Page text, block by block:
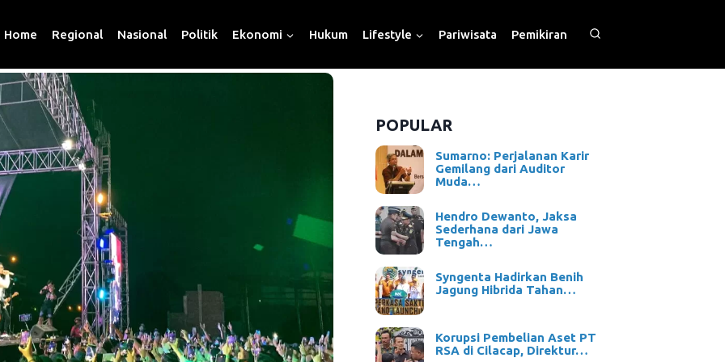
Home Regional Nasional Politik Ekonomi Hukum Lifestyle Pariwisata Pemikiran
POPULAR
Sumarno: Perjalanan Karir
Gemilang dari Auditor
Muda…
Hendro Dewanto, Jaksa
Sederhana dari Jawa
Tengah…
Syngenta Hadirkan Benih
Jagung Hibrida Tahan…
Korupsi Pembelian Aset PT
RSA di Cilacap, Direktur…